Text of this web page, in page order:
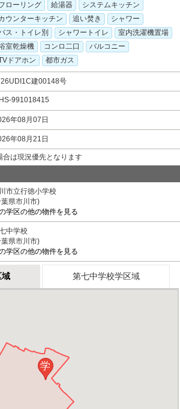
ローリング 給湯器
システムキッチン
ウンターキッチン
追い焚き
シャワー
ス・トイレ別
シャワートイレ
室内洗濯機置場
室乾燥機
コンロ二口
バルコニー
ドアホン
都市ガス
建00148号
991018415
年08月07日
年08月21日
は現況優先となります
市立行徳小学校
県市川市)
学区の他の物件を見る
中学校
県市川市)
学区の他の物件を見る
域 第七中学校学区域
学